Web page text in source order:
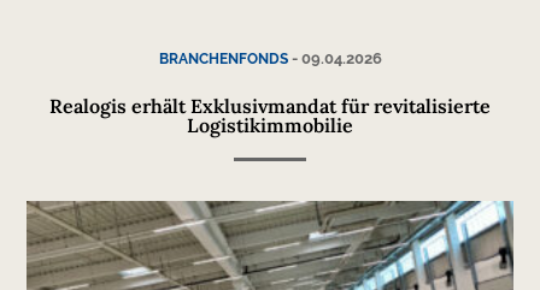
BRANCHENFONDS- 09.04.2026
Realogis erhält Exklusivmandat für revitalisierte
Logistikimmobilie